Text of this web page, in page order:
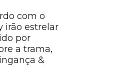
com o
irão estrelar
por
a trama,
&